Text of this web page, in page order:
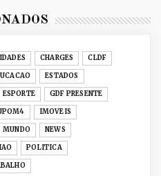
DIPLOM...
gastronômicas à 33ª
recei...
15, 2026
DIGITAL
Pasquim ganha novas
e...
14, 2026
CHARGES CLDF
ESTADOS
ESPORTE GDF PRESENTE
IMOVEIS
MUNDO NEWS
POLITICA